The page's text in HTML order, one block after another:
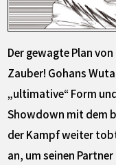
Der gewagte Plan
Zauber! Gohans
„ultimative“ Form
Showdown mit dem
der Kampf weiter
an, um seinen